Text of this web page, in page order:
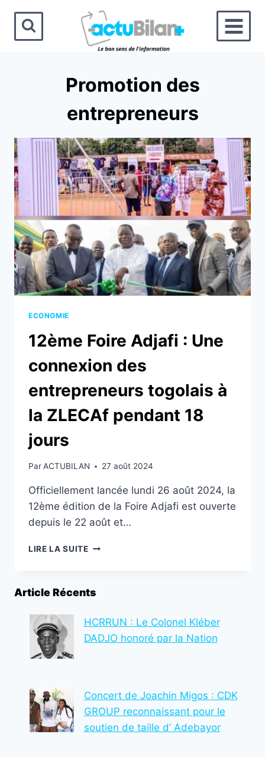
contenu
Promotion des
entrepreneurs
ECONOMIE
12ème Foire Adjafi : Une
connexion des
entrepreneurs togolais à
la ZLECAf pendant 18
jours
ParACTUBILAN 27 août 2024
Officiellement lancée lundi 26 août 2024, la
12ème édition de la Foire Adjafi est ouverte
depuis le 22 août et…
LIRE LA SUITE12ÈME
UNE
DES
ENTREPRENEURS
TOGOLAIS
PENDANT
18
Article Récents
HCRRUN : Le Colonel Kléber
DADJO honoré par la Nation
Concert de Joachin Migos : CDK
GROUP reconnaissant pour le
soutien de taille d’ Adebayor